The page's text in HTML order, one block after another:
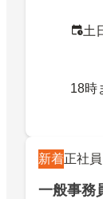
土
18時
新着正社員
一般事務